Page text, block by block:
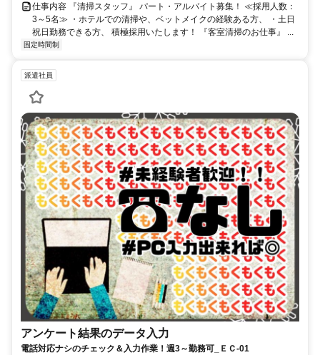
仕事内容 『清掃スタッフ』 パート・アルバイト募集！ ≪採用人数：
3～5名≫ ・ホテルでの清掃や、ベットメイクの経験ある方、 ・土日
祝日勤務できる方、 積極採用いたします！ 『客室清掃のお仕事』 ...
固定時間制
派遣社員
アンケート結果のデータ入力
電話対応ナシのチェック＆入力作業！週3～勤務可_ＥＣ-01